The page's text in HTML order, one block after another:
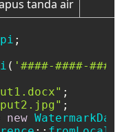
tanda air
;
( '####-####-####-
new